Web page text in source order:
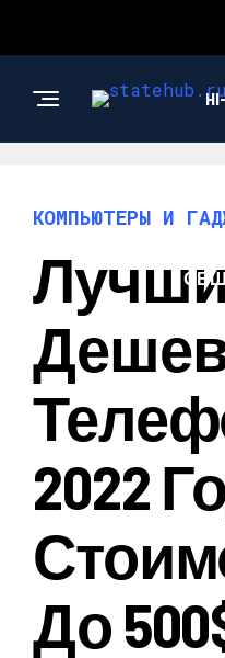
КОМПЬЮТЕРЫ И
2022
До